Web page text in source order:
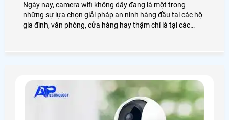
Ngày nay, camera wifi không dây đang là một trong
những sự lựa chọn giải pháp an ninh hàng đầu tại các hộ
gia đình, văn phòng, cửa hàng hay thậm chí là tại các